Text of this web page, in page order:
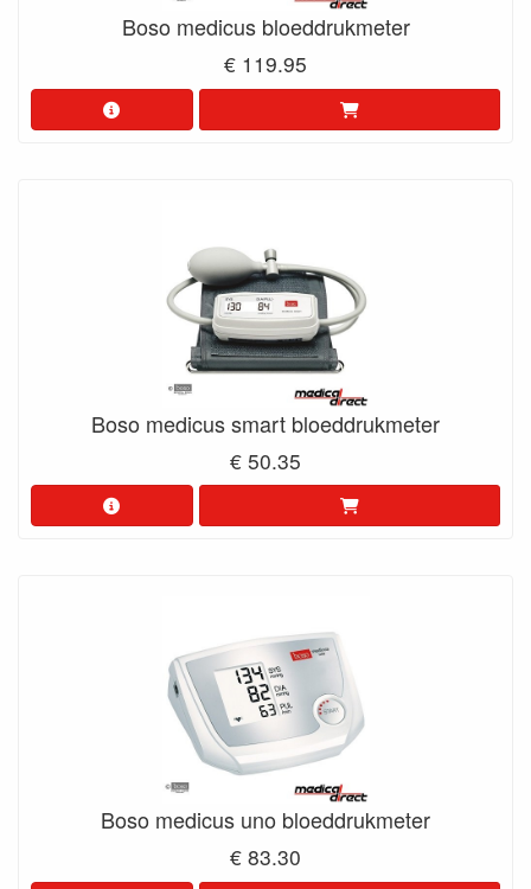
Boso medicus bloeddrukmeter
€ 119.95
Boso medicus smart bloeddrukmeter
€ 50.35
Boso medicus uno bloeddrukmeter
€ 83.30